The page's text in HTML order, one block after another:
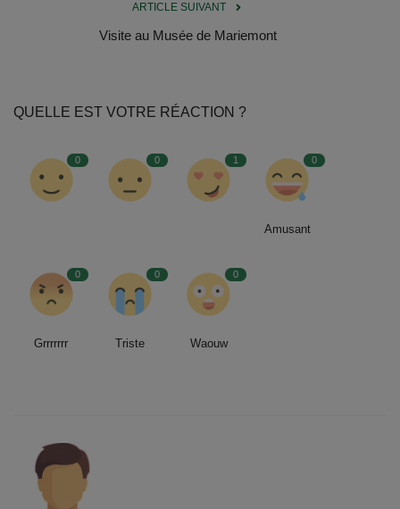
ARTICLE SUIVANT
Visite au Musée de Mariemont
QUELLE EST VOTRE RÉACTION ?
0 0 1 0
Amusant
0
Grrrrrrr
0
Triste
0
Waouw